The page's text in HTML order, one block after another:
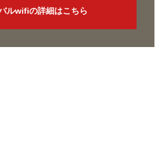
ルwifiの詳細はこちら